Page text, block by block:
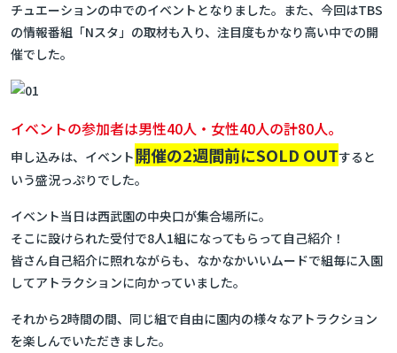
チュエーションの中でのイベントとなりました。また、今回はTBS
の情報番組「Nスタ」の取材も入り、注目度もかなり高い中での開
催でした。
イベントの参加者は男性40人・女性40人の計80人。
申し込みは、イベント開催の2週間前にSOLD OUTすると
いう盛況っぷりでした。
イベント当日は西武園の中央口が集合場所に。
そこに設けられた受付で8人1組になってもらって自己紹介！
皆さん自己紹介に照れながらも、なかなかいいムードで組毎に入園
してアトラクションに向かっていました。
それから2時間の間、同じ組で自由に園内の様々なアトラクション
を楽しんでいただきました。